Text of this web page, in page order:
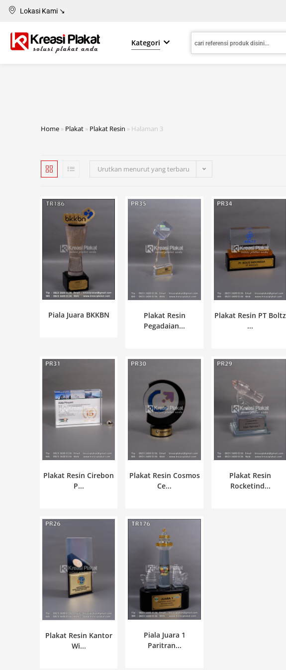
Lokasi Kami ↘
Kategori
Home » Plakat » Plakat Resin » Halaman 3
Urutkan menurut yang terbaru
Piala Juara BKKBN
Plakat Resin
Pegadaian...
Plakat Resin PT Boltz
...
Plakat Resin Cirebon
P...
Plakat Resin Cosmos
Ce...
Plakat Resin
Rocketind...
Plakat Resin Kantor
Wi...
Piala Juara 1
Paritran...